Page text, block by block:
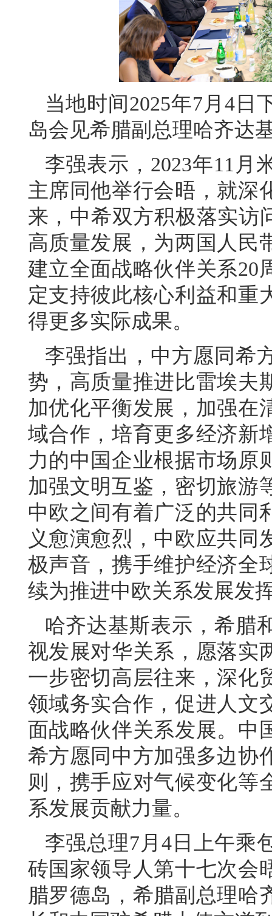
当地时间2025年7月4日
岛会见希腊副总理哈齐达
李强表示，2023年11月
主席同他举行会晤，就深
来，中希双方积极落实访
高质量发展，为两国人民
建立全面战略伙伴关系20
定支持彼此核心利益和重
得更多实际成果。
李强指出，中方愿同希
势，高质量推进比雷埃夫
加优化平衡发展，加强在
域合作，培育更多经济新
力的中国企业根据市场原
加强文明互鉴，密切旅游
中欧之间有着广泛的共同
义愈演愈烈，中欧应共同
极声音，携手维护经济全
续为推进中欧关系发展发
哈齐达基斯表示，希腊
视发展对华关系，愿落实
一步密切高层往来，深化
领域务实合作，促进人文
面战略伙伴关系发展。中
希方愿同中方加强多边协
则，携手应对气候变化等
系发展贡献力量。
李强总理7月4日上午乘
砖国家领导人第十七次会
腊罗德岛，希腊副总理哈